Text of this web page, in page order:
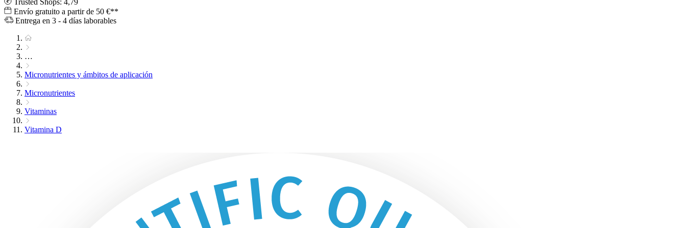
Trusted Shops: 4,79
Envío gratuito a partir de 50 €**
Entrega en 3 - 4 días laborables
…
Micronutrientes y ámbitos de aplicación
Micronutrientes
Vitaminas
Vitamina D